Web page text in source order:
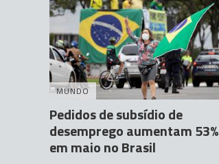
MUNDO
Pedidos de subsídio de
desemprego aumentam 53%
em maio no Brasil